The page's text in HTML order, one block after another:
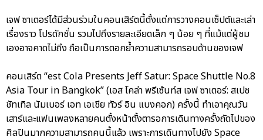
เจฟ ซาเตอร์ได้มีส่วนร่วมในคอนเสิร์ตนี้ตั้งแต่การวางคอนเซ็ปต์และเล่า
เรื่องราว โปรดักชั่น รวมไปถึงรายละเอียดเล็ก ๆ น้อย ๆ ที่แม้แต่ผู้ชม
เองอาจคาดไม่ถึง ถือเป็นการตอกย้ำความสามารถรอบด้านของเจฟ
คอนเสิร์ต “est Cola Presents Jeff Satur: Space Shuttle No.8
Asia Tour in Bangkok” (เอส โคล่า พรีเซ้นท์ส เจฟ ซาเตอร์: สเปซ
ชัทเทิล นัมเบอร์ เอท เอเชีย ทัวร์ อิน แบงคอก) ครั้งนี้ ทำเอาคุณวัน
เสาร์และแฟนเพลงหลายคนตั้งหน้าตั้งตารอการเดินทางครั้งถัดไปของ
ศิลปินมากความสามารถคนนี้แล้ว เพราะการเดินทางไปยัง Space